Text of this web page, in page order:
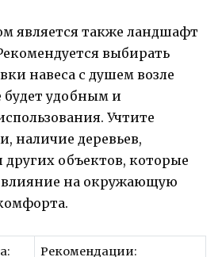
является также ландшафт
выбирать
навеса с душем возле
будет удобным и
Учтите
наличие деревьев,
объектов, которые
влияние на окружающую
Рекомендации: